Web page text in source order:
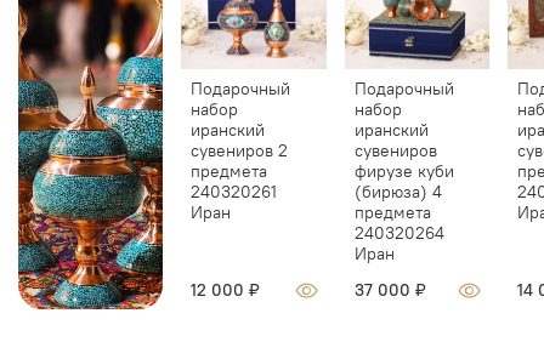
Подарочный
набор
иранский
сувениров 2
предмета
240320261
Иран
12 000 ₽
Подарочный
набор
иранский
сувениров
фирузе куби
(бирюза) 4
предмета
240320264
Иран
37 000 ₽
14